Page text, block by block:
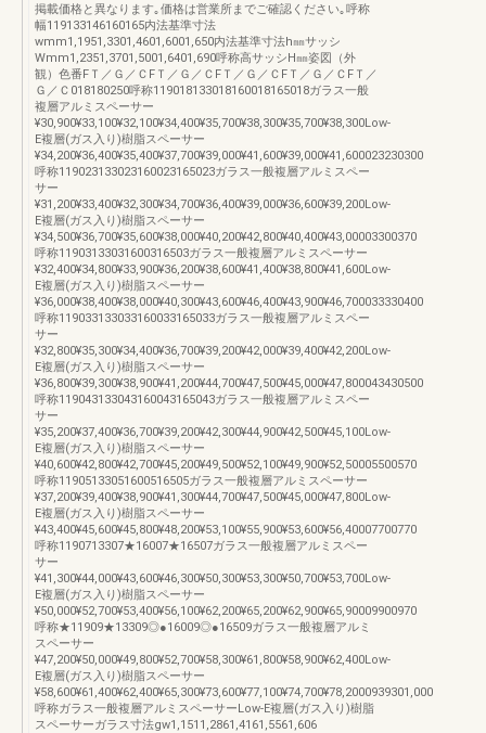
掲載価格と異なります｡価格は営業所までご確認ください｡呼称
幅119133146160165内法基準寸法
wmm1,1951,3301,4601,6001,650内法基準寸法h㎜サッシ
Wmm1,2351,3701,5001,6401,690呼称高サッシH㎜姿図（外
観）色番FＴ／Ｇ／ＣFＴ／Ｇ／ＣFＴ／Ｇ／ＣFＴ／Ｇ／ＣFＴ／
Ｇ／Ｃ018180250呼称119018133018160018165018ガラス一般
複層アルミスペーサー
¥30,900¥33,100¥32,100¥34,400¥35,700¥38,300¥35,700¥38,300Low-
E複層(ガス入り)樹脂スペーサー
¥34,200¥36,400¥35,400¥37,700¥39,000¥41,600¥39,000¥41,600023230300
呼称119023133023160023165023ガラス一般複層アルミスペー
サー
¥31,200¥33,400¥32,300¥34,700¥36,400¥39,000¥36,600¥39,200Low-
E複層(ガス入り)樹脂スペーサー
¥34,500¥36,700¥35,600¥38,000¥40,200¥42,800¥40,400¥43,00003300370
呼称11903133031600316503ガラス一般複層アルミスペーサー
¥32,400¥34,800¥33,900¥36,200¥38,600¥41,400¥38,800¥41,600Low-
E複層(ガス入り)樹脂スペーサー
¥36,000¥38,400¥38,000¥40,300¥43,600¥46,400¥43,900¥46,700033330400
呼称119033133033160033165033ガラス一般複層アルミスペー
サー
¥32,800¥35,300¥34,400¥36,700¥39,200¥42,000¥39,400¥42,200Low-
E複層(ガス入り)樹脂スペーサー
¥36,800¥39,300¥38,900¥41,200¥44,700¥47,500¥45,000¥47,800043430500
呼称119043133043160043165043ガラス一般複層アルミスペー
サー
¥35,200¥37,400¥36,700¥39,200¥42,300¥44,900¥42,500¥45,100Low-
E複層(ガス入り)樹脂スペーサー
¥40,600¥42,800¥42,700¥45,200¥49,500¥52,100¥49,900¥52,50005500570
呼称11905133051600516505ガラス一般複層アルミスペーサー
¥37,200¥39,400¥38,900¥41,300¥44,700¥47,500¥45,000¥47,800Low-
E複層(ガス入り)樹脂スペーサー
¥43,400¥45,600¥45,800¥48,200¥53,100¥55,900¥53,600¥56,40007700770
呼称1190713307★16007★16507ガラス一般複層アルミスペー
サー
¥41,300¥44,000¥43,600¥46,300¥50,300¥53,300¥50,700¥53,700Low-
E複層(ガス入り)樹脂スペーサー
¥50,000¥52,700¥53,400¥56,100¥62,200¥65,200¥62,900¥65,90009900970
呼称★11909★13309◎●16009◎●16509ガラス一般複層アルミ
スペーサー
¥47,200¥50,000¥49,800¥52,700¥58,300¥61,800¥58,900¥62,400Low-
E複層(ガス入り)樹脂スペーサー
¥58,600¥61,400¥62,400¥65,300¥73,600¥77,100¥74,700¥78,2000939301,000
呼称ガラス一般複層アルミスペーサーLow-E複層(ガス入り)樹脂
スペーサーガラス寸法gw1,1511,2861,4161,5561,606